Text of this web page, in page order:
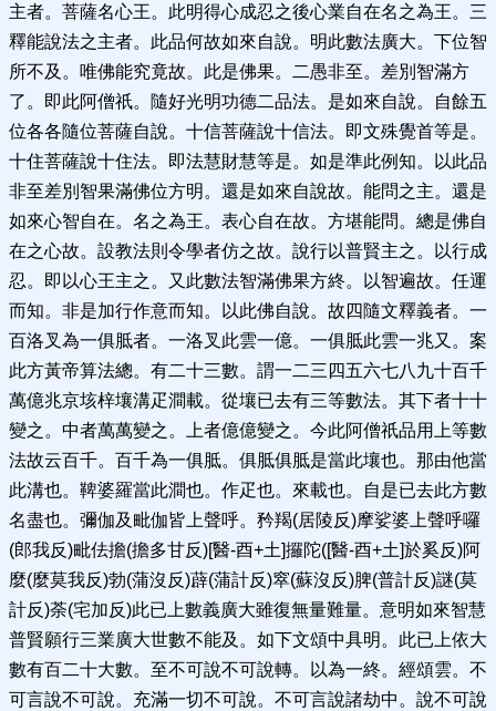
主者。菩薩名心王。此明得心成忍之後心業自在名之為王。三
釋能說法之主者。此品何故如來自說。明此數法廣大。下位智
所不及。唯佛能究竟故。此是佛果。二愚非至。差別智滿方
了。即此阿僧祇。隨好光明功德二品法。是如來自說。自餘五
位各各隨位菩薩自說。十信菩薩說十信法。即文殊覺首等是。
十住菩薩說十住法。即法慧財慧等是。如是準此例知。以此品
非至差別智果滿佛位方明。還是如來自說故。能問之主。還是
如來心智自在。名之為王。表心自在故。方堪能問。總是佛自
在之心故。設教法則令學者仿之故。說行以普賢主之。以行成
忍。即以心王主之。又此數法智滿佛果方終。以智遍故。任運
而知。非是加行作意而知。以此佛自說。故四隨文釋義者。一
百洛叉為一俱胝者。一洛叉此雲一億。一俱胝此雲一兆又。案
此方黃帝算法總。有二十三數。謂一二三四五六七八九十百千
萬億兆京垓梓壤溝疋澗載。從壤已去有三等數法。其下者十十
變之。中者萬萬變之。上者億億變之。今此阿僧祇品用上等數
法故云百千。百千為一俱胝。俱胝俱胝是當此壤也。那由他當
此溝也。鞞婆羅當此澗也。作疋也。來載也。自是已去此方數
名盡也。彌伽及毗伽皆上聲呼。矜羯(居陵反)摩娑婆上聲呼囉
(郎我反)毗佉擔(擔多甘反)[醫-酉+土]攞陀([醫-酉+土]於奚反)阿
麼(麼莫我反)勃(蒲沒反)薜(蒲計反)窣(蘇沒反)脾(普計反)謎(莫
計反)荼(宅加反)此已上數義廣大雖復無量難量。意明如來智慧
普賢願行三業廣大世數不能及。如下文頌中具明。此已上依大
數有百二十大數。至不可說不可說轉。以為一終。經頌雲。不
可言說不可說。充滿一切不可說。不可言說諸劫中。說不可說